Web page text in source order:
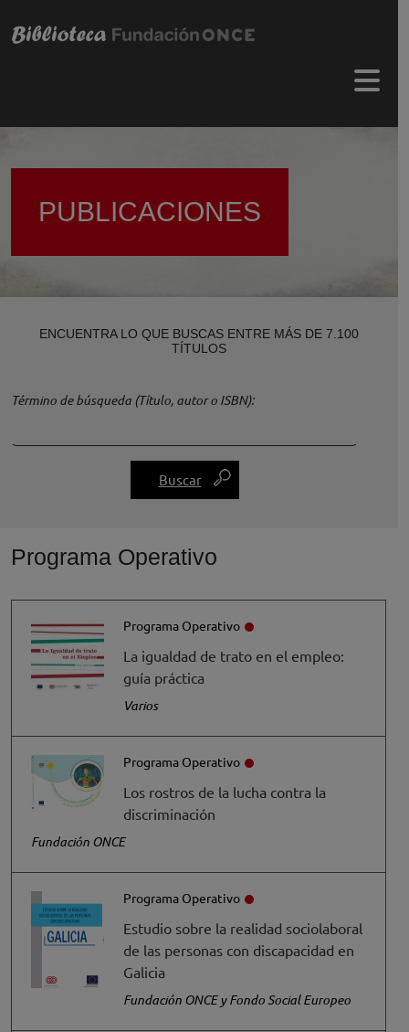
PUBLICACIONES
ENCUENTRA LO QUE BUSCAS ENTRE MÁS DE 7.100
TÍTULOS
Término de búsqueda (Título, autor o ISBN)
Programa Operativo
Programa Operativo
La igualdad de trato en el empleo:
guía práctica
Varios
Programa Operativo
Los rostros de la lucha contra la
discriminación
Fundación ONCE
Programa Operativo
Estudio sobre la realidad sociolaboral
de las personas con discapacidad en
Galicia
Fundación ONCE y Fondo Social Europeo